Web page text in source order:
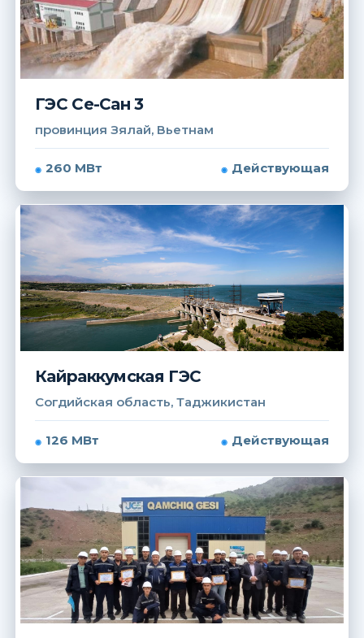
ГЭС Се-Сан 3
провинция Зялай, Вьетнам
260 МВт Действующая
Кайраккумская ГЭС
Согдийская область, Таджикистан
126 МВт Действующая